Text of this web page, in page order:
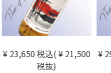
¥ 23,650 税込( ¥ 21,500
税抜)
¥